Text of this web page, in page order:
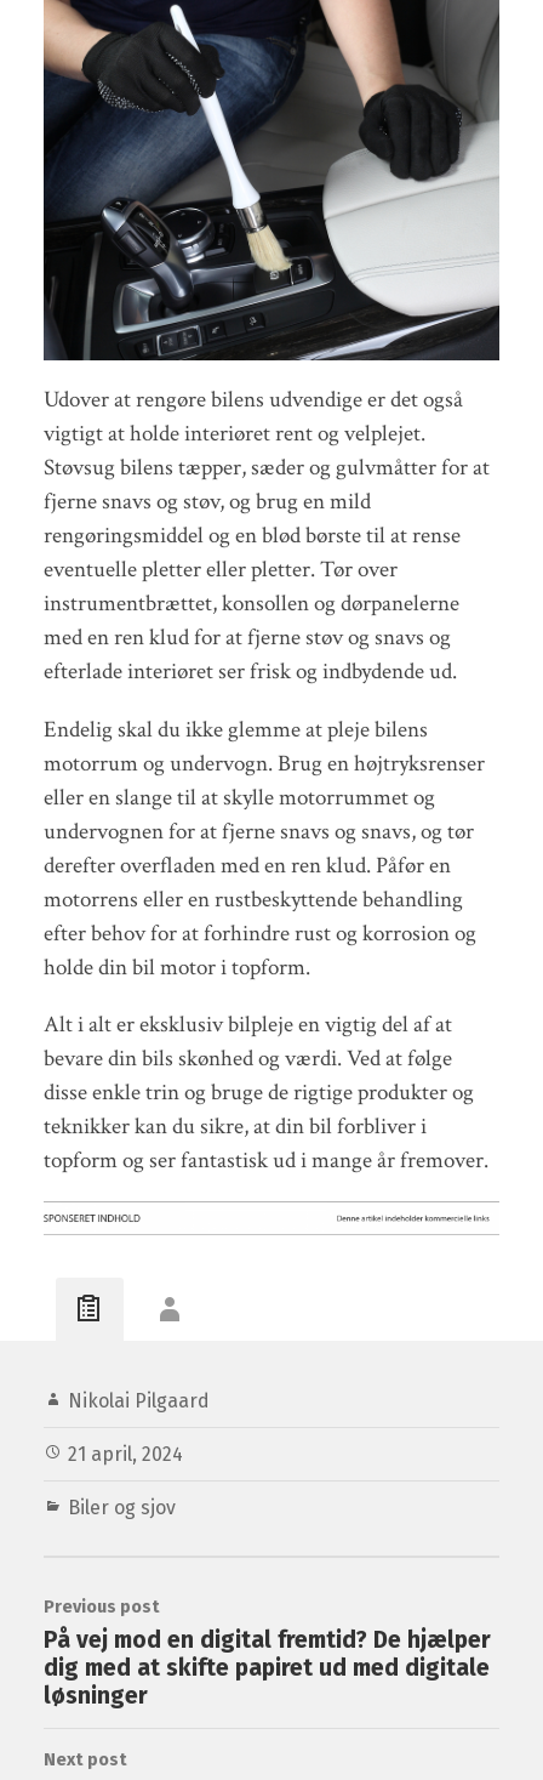
Udover at rengøre bilens udvendige er det også
vigtigt at holde interiøret rent og velplejet.
Støvsug bilens tæpper, sæder og gulvmåtter for at
fjerne snavs og støv, og brug en mild
rengøringsmiddel og en blød børste til at rense
eventuelle pletter eller pletter. Tør over
instrumentbrættet, konsollen og dørpanelerne
med en ren klud for at fjerne støv og snavs og
efterlade interiøret ser frisk og indbydende ud.
Endelig skal du ikke glemme at pleje bilens
motorrum og undervogn. Brug en højtryksrenser
eller en slange til at skylle motorrummet og
undervognen for at fjerne snavs og snavs, og tør
derefter overfladen med en ren klud. Påfør en
motorrens eller en rustbeskyttende behandling
efter behov for at forhindre rust og korrosion og
holde din bil motor i topform.
Alt i alt er eksklusiv bilpleje en vigtig del af at
bevare din bils skønhed og værdi. Ved at følge
disse enkle trin og bruge de rigtige produkter og
teknikker kan du sikre, at din bil forbliver i
topform og ser fantastisk ud i mange år fremover.
Nikolai Pilgaard
21 april, 2024
Biler og sjov
Previous post
På vej mod en digital fremtid? De hjælper
dig med at skifte papiret ud med digitale
løsninger
Next post